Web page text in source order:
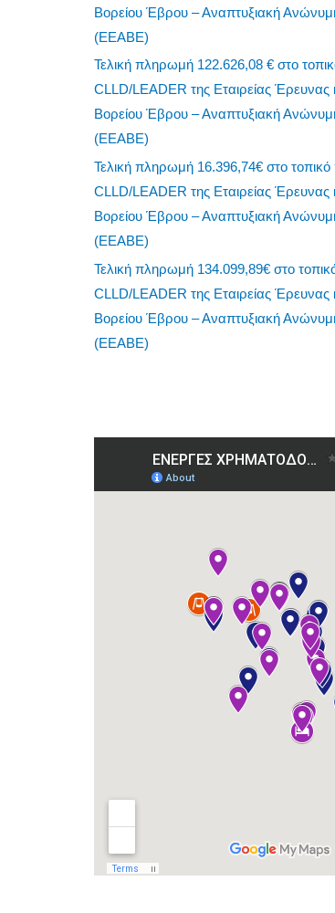
Βορείου Έβρου – Αναπτυξιακή
(ΕΕΑΒΕ)
Τελική πληρωμή 122.626,08 € στο
CLLD/LEADER της Εταιρείας Έρευνας
Βορείου Έβρου – Αναπτυξιακή
(ΕΕΑΒΕ)
Τελική πληρωμή 16.396,74€ στο
CLLD/LEADER της Εταιρείας Έρευνας
Βορείου Έβρου – Αναπτυξιακή
(ΕΕΑΒΕ)
Τελική πληρωμή 134.099,89€ στο
CLLD/LEADER της Εταιρείας Έρευνας
Βορείου Έβρου – Αναπτυξιακή
(ΕΕΑΒΕ)